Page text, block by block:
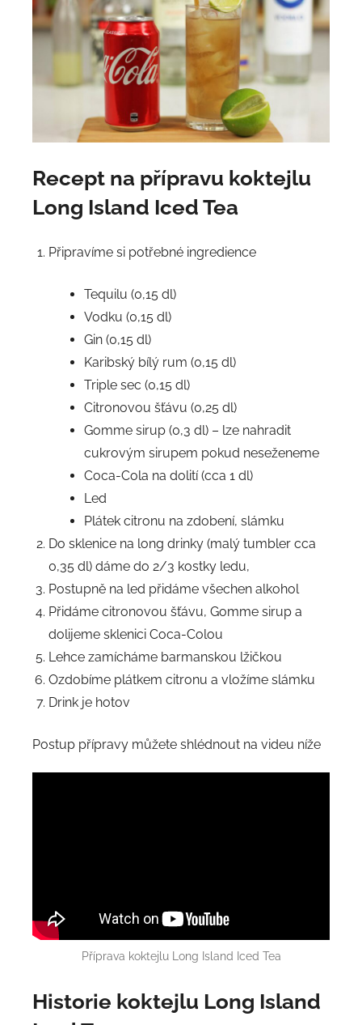
Recept na přípravu koktejlu
Long Island Iced Tea
Připravíme si potřebné ingredience
Tequilu (0,15 dl)
Vodku (0,15 dl)
Gin (0,15 dl)
Karibský bílý rum (0,15 dl)
Triple sec (0,15 dl)
Citronovou šťávu (0,25 dl)
Gomme sirup (0,3 dl) – lze nahradit
cukrovým sirupem pokud neseženeme
Coca-Cola na dolití (cca 1 dl)
Led
Plátek citronu na zdobení, slámku
Do sklenice na long drinky (malý tumbler cca
0,35 dl) dáme do 2/3 kostky ledu,
Postupně na led přidáme všechen alkohol
Přidáme citronovou šťávu, Gomme sirup a
dolijeme sklenici Coca-Colou
Lehce zamícháme barmanskou lžičkou
Ozdobíme plátkem citronu a vložíme slámku
Drink je hotov
Postup přípravy můžete shlédnout na videu níže
Příprava koktejlu Long Island Iced Tea
Historie koktejlu Long Island